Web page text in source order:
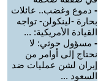
- دموع وغضب.. عائلات
بحارة -لينكولن- تواجه
القيادة الأمريكية: ...
- مسؤول حوثي: لا
نحتاج إلى أوامر من
إيران لشن عمليات ضد
السعود ...